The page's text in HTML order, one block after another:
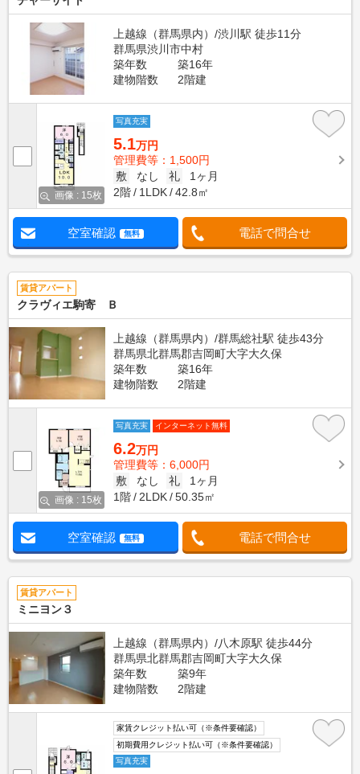
上越線（群馬県内）/渋川駅 徒歩11分
群馬県渋川市中村
築年数
築16年
建物階数
2階建
画像 : 15枚
写真充実
5.1万円
管理費等：1,500円
敷
なし 礼
1ヶ月
2階
1LDK 42.8㎡
空室確認 無料 電話で問合せ
賃貸アパート
クラヴィエ駒寄 Ｂ
上越線（群馬県内）/群馬総社駅 徒歩43分
群馬県北群馬郡吉岡町大字大久保
築年数
築16年
建物階数
2階建
画像 : 15枚
写真充実 インターネット無料
6.2万円
管理費等：6,000円
敷
なし 礼
1ヶ月
1階
2LDK 50.35㎡
空室確認 無料 電話で問合せ
賃貸アパート
ミニヨン３
上越線（群馬県内）/八木原駅 徒歩44分
群馬県北群馬郡吉岡町大字大久保
築年数
築9年
建物階数
2階建
家賃クレジット払い可（※条件要確認）
初期費用クレジット払い可（※条件要確認）
写真充実